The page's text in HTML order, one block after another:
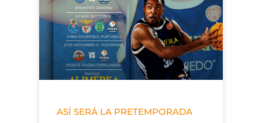
ASÍ SERÁ LA PRETEMPORADA